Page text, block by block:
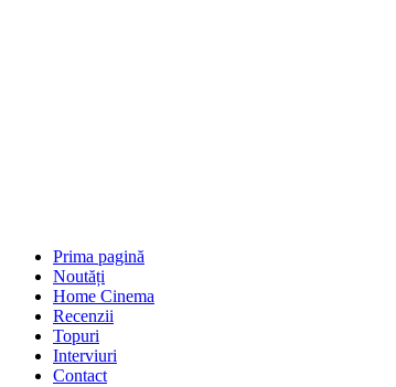
Prima pagină
Noutăți
Home Cinema
Recenzii
Topuri
Interviuri
Contact